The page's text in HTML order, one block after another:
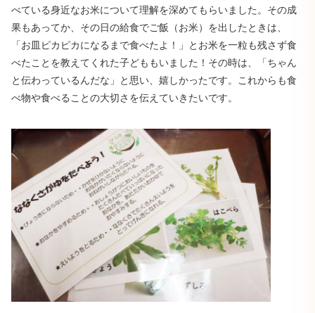
べている身近なお米について理解を深めてもらいました。その成
果もあってか、その日の給食でご飯（お米）を出したときは、
「お皿ピカピカになるまで食べたよ！」とお米を一粒も残さず食
べたことを教えてくれた子どももいました！その時は、「ちゃん
と伝わっているんだな」と思い、嬉しかったです。これからも食
べ物や食べることの大切さを伝えていきたいです。